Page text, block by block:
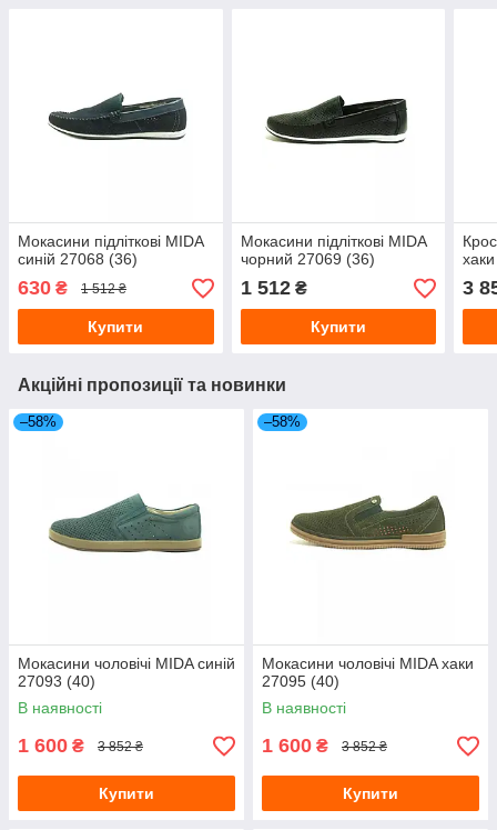
Мокасини підліткові MIDA
синій 27068 (36)
630 ₴ 1 512 ₴
Купити
Мокасини підліткові MIDA
чорний 27069 (36)
1 512₴
Купити
3
Акційні пропозиції та новинки
–58%
Мокасини чоловічі MIDA синій
27093 (40)
В наявності
1 600 ₴ 3 852 ₴
Купити
–58%
Мокасини чоловічі MIDA хаки
27095 (40)
В наявності
1 600 ₴ 3 852 ₴
Купити